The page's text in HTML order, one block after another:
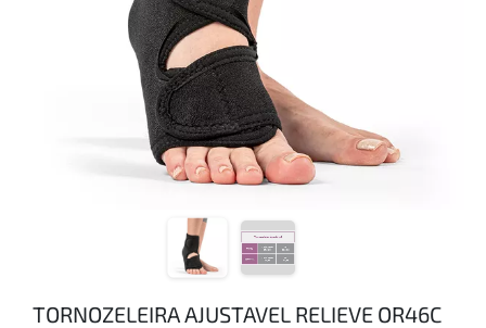
TORNOZELEIRA AJUSTAVEL RELIEVE OR46C